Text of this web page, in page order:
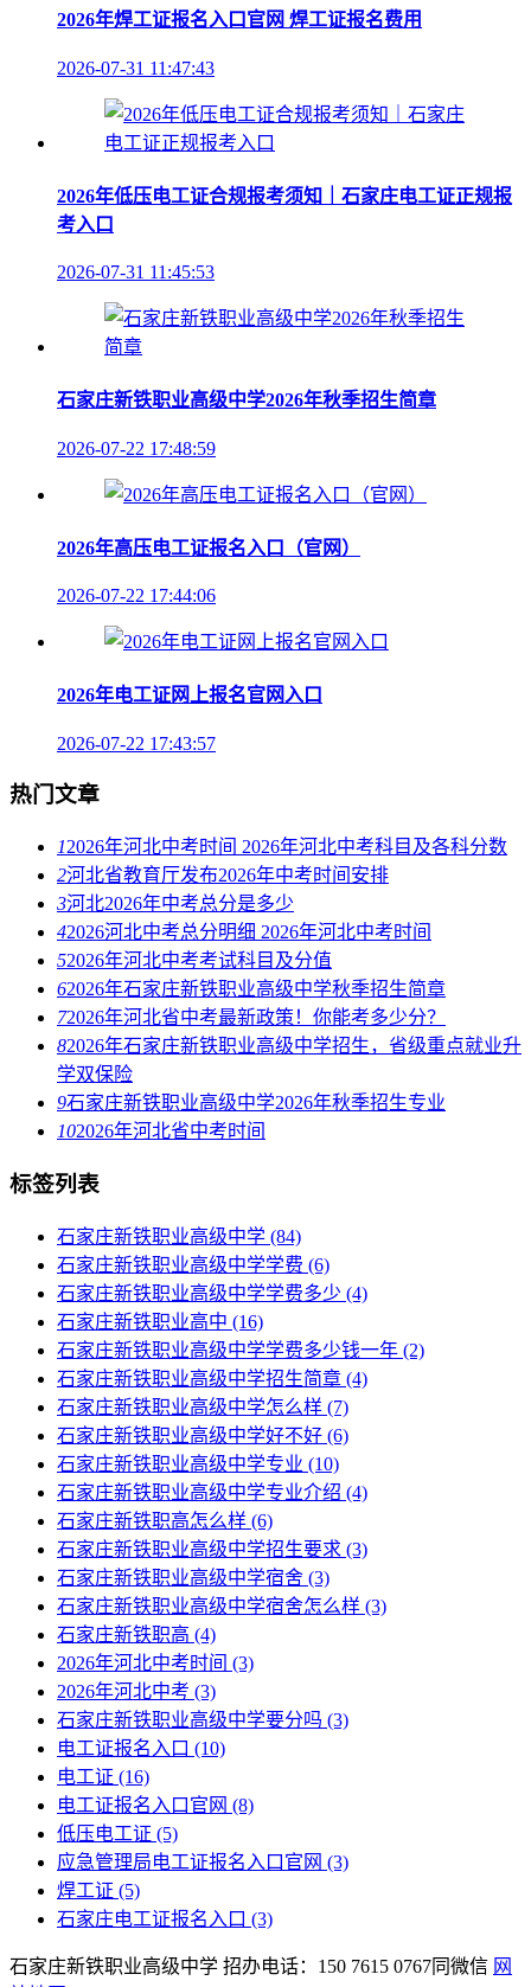
2026年焊工证报名入口官网 焊工证报名费用
2026-07-31 11:47:43
2026年低压电工证合规报考须知｜石家庄电工证正规报
考入口
2026-07-31 11:45:53
石家庄新铁职业高级中学2026年秋季招生简章
2026-07-22 17:48:59
2026年高压电工证报名入口（官网）
2026-07-22 17:44:06
2026年电工证网上报名官网入口
2026-07-22 17:43:57
热门文章
12026年河北中考时间 2026年河北中考科目及各科分数
2河北省教育厅发布2026年中考时间安排
3河北2026年中考总分是多少
42026河北中考总分明细 2026年河北中考时间
52026年河北中考考试科目及分值
62026年石家庄新铁职业高级中学秋季招生简章
72026年河北省中考最新政策！你能考多少分？
82026年石家庄新铁职业高级中学招生，省级重点就业升
学双保险
9石家庄新铁职业高级中学2026年秋季招生专业
102026年河北省中考时间
标签列表
石家庄新铁职业高级中学 (84)
石家庄新铁职业高级中学学费 (6)
石家庄新铁职业高级中学学费多少 (4)
石家庄新铁职业高中 (16)
石家庄新铁职业高级中学学费多少钱一年 (2)
石家庄新铁职业高级中学招生简章 (4)
石家庄新铁职业高级中学怎么样 (7)
石家庄新铁职业高级中学好不好 (6)
石家庄新铁职业高级中学专业 (10)
石家庄新铁职业高级中学专业介绍 (4)
石家庄新铁职高怎么样 (6)
石家庄新铁职业高级中学招生要求 (3)
石家庄新铁职业高级中学宿舍 (3)
石家庄新铁职业高级中学宿舍怎么样 (3)
石家庄新铁职高 (4)
2026年河北中考时间 (3)
2026年河北中考 (3)
石家庄新铁职业高级中学要分吗 (3)
电工证报名入口 (10)
电工证 (16)
电工证报名入口官网 (8)
低压电工证 (5)
应急管理局电工证报名入口官网 (3)
焊工证 (5)
石家庄电工证报名入口 (3)
石家庄新铁职业高级中学 招办电话：150 7615 0767同微信 网